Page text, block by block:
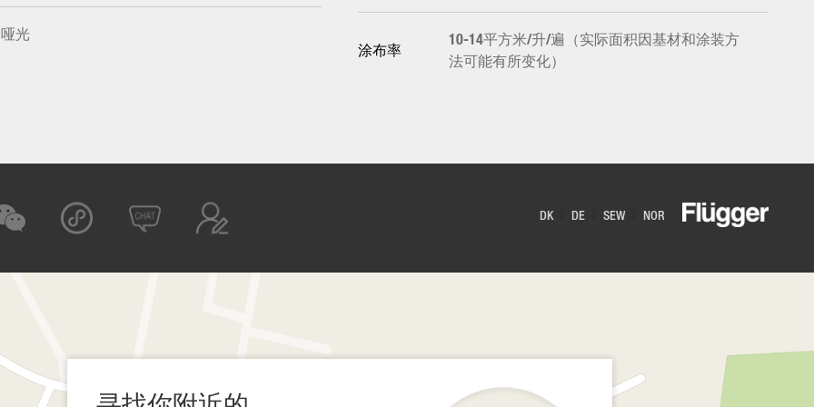
哑光
涂布率
10-14平方米/升/遍（实际面积因基材和涂装方
法可能有所变化）
DK DE SEW NOR